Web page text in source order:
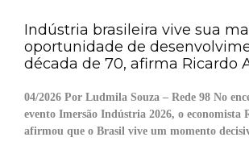
Indústria brasileira vive sua
oportunidade de
década de 70, afirma Ricardo
04/2026 Por Ludmila Souza – Rede 98 No
evento Imersão Indústria 2026, o economista
afirmou que o Brasil vive um momento